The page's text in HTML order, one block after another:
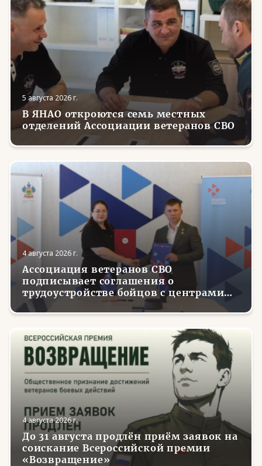
5 августа 2026 г.
В ЯНАО откроются семь местных
отделений Ассоциации ветеранов СВО
4 августа 2026 г.
Ассоциация ветеранов СВО
подписывает соглашения о
трудоустройстве бойцов с центрами
занятости в регионах России
4 августа 2026 г.
До 31 августа продлён приём заявок на
соискание Всероссийской премии
«Возвращение»